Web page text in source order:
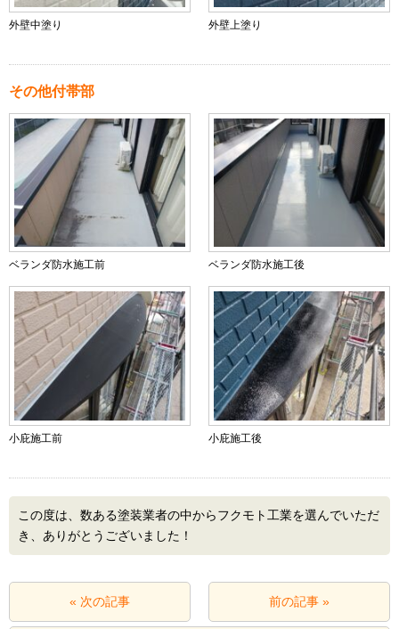
外壁中塗り 外壁上塗り
その他付帯部
ベランダ防水施工前 ベランダ防水施工後
小庇施工前 小庇施工後
この度は、数ある塗装業者の中からフクモト工業を選んでいただ
き、ありがとうございました！
« 次の記事 前の記事 »